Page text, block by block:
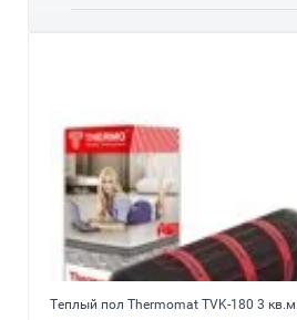
Теплый пол Thermomat TVK-180 3 кв.м.